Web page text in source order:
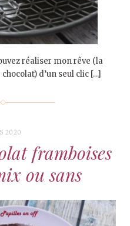
réaliser mon rêve (la
d’un seul clic […]
2020
framboises
ou sans